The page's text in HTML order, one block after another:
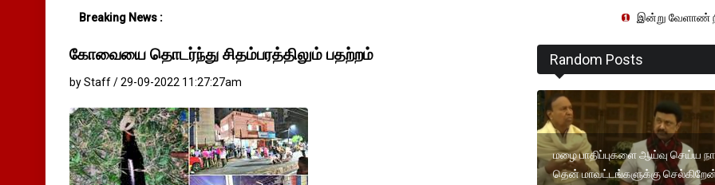
Breaking News : இன்று வேளாண் நிதிநிலை
கோவையை தொடர்ந்து சிதம்பரத்திலும் பதற்றம்
by Staff / 29-09-2022 11:27:27am
Random Posts
மழை பாதிப்புகளை ஆய்வு செய்ய
தென் மாவட்டங்களுக்கு